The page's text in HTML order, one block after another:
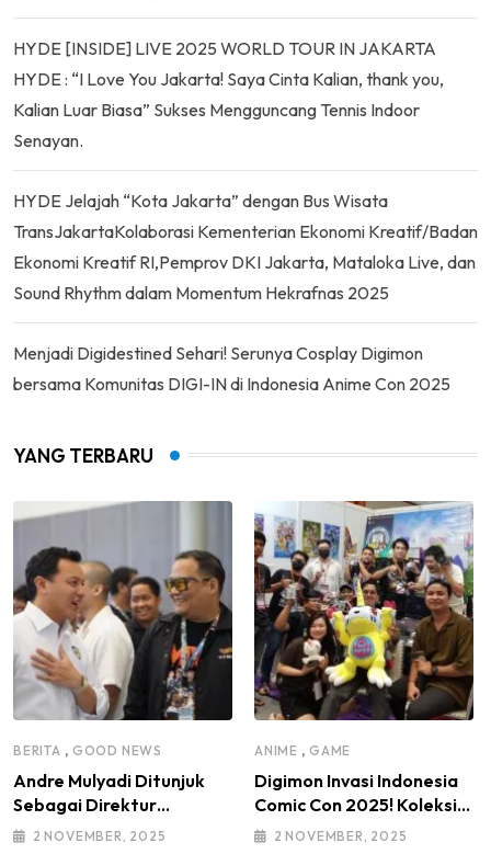
HYDE [INSIDE] LIVE 2025 WORLD TOUR IN JAKARTA
HYDE : “I Love You Jakarta! Saya Cinta Kalian, thank you,
Kalian Luar Biasa” Sukses Mengguncang Tennis Indoor
Senayan.
HYDE Jelajah “Kota Jakarta” dengan Bus Wisata
TransJakartaKolaborasi Kementerian Ekonomi Kreatif/Badan
Ekonomi Kreatif RI,Pemprov DKI Jakarta, Mataloka Live, dan
Sound Rhythm dalam Momentum Hekrafnas 2025
Menjadi Digidestined Sehari! Serunya Cosplay Digimon
bersama Komunitas DIGI-IN di Indonesia Anime Con 2025
YANG TERBARU
BERITA , GOOD NEWS
Andre Mulyadi Ditunjuk
Sebagai Direktur
Modifikasi dan Kendaraan
2 NOVEMBER, 2025
ANIME , GAME
Digimon Invasi Indonesia
Comic Con 2025! Koleksi
Mainan Komunitas DIGI-IN
2 NOVEMBER, 2025